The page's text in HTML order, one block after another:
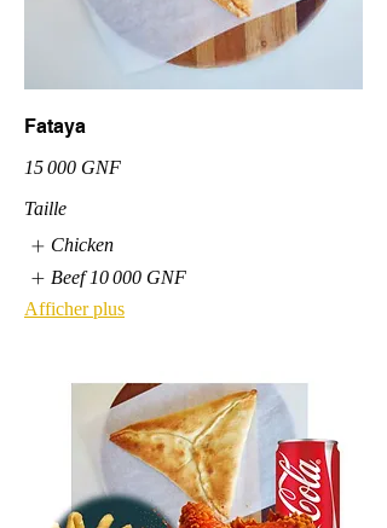
Fataya
15 000 GNF
Taille
Chicken
Beef 10 000 GNF
Afficher plus